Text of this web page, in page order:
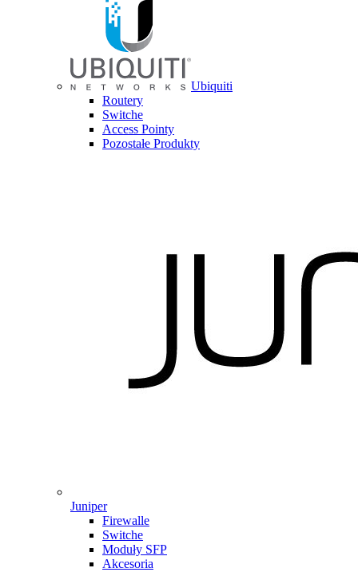
Ubiquiti
Routery
Switche
Access Pointy
Pozostałe Produkty
Juniper
Firewalle
Switche
Moduły SFP
Akcesoria